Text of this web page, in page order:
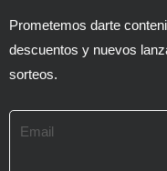
Prometemos darte
descuentos y nuevos
sorteos.